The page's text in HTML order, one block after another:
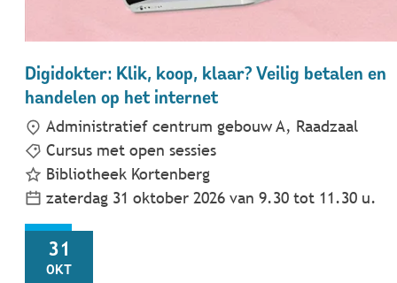
Digidokter: Klik, koop, klaar? Veilig betalen en
handelen op het internet
Administratief centrum gebouw A, Raadzaal
Cursus met open sessies
Bibliotheek Kortenberg
zaterdag 31 oktober 2026 van 9.30 tot 11.30 u.
ZA31
OKT